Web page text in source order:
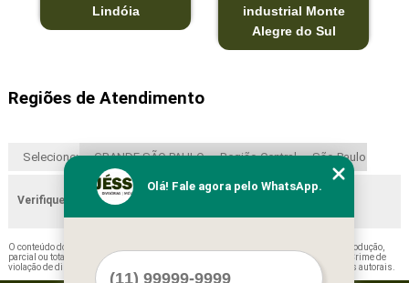
Lindóia
industrial Monte
Alegre do Sul
Regiões de Atendimento
Selecione: GRANDE SÃO PAULO Região Central São Paulo
Verifique as regiões que atendemos
O conteúdo do texto "
" é de direito reservado. Sua reprodução,
parcial ou total, mesmo citando nossos links, é proibida sem a autorização do autor. Crime de
violação de direito autoral – artigo 184 do Código Penal –
Lei 9610/98 - Lei de direitos autorais
Olá! Fale agora pelo WhatsApp.